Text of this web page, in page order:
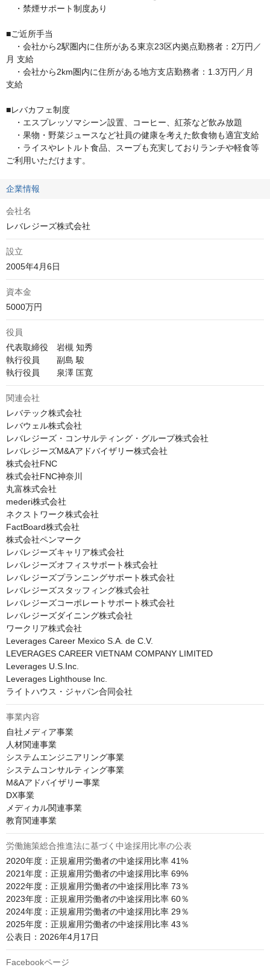
・禁煙サポート制度あり
■ご近所手当
・会社から2駅圏内に住所がある東京23区内拠点勤務者：2万円／
月 支給
・会社から2km圏内に住所がある地方支店勤務者：1.3万円／月
支給
■レバカフェ制度
・エスプレッソマシーン設置、コーヒー、紅茶など飲み放題
・果物・野菜ジュースなど社員の健康を考えた飲食物も適宜支給
・ライスやレトルト食品、スープも充実しておりランチや軽食等
ご利用いただけます。
企業情報
会社名
レバレジーズ株式会社
設立
2005年4月6日
資本金
5000万円
役員
代表取締役　岩槻 知秀
執行役員　　副島 駿
執行役員　　泉澤 匡寛
関連会社
レバテック株式会社
レバウェル株式会社
レバレジーズ・コンサルティング・グループ株式会社
レバレジーズM&Aアドバイザリー株式会社
株式会社FNC
株式会社FNC神奈川
丸富株式会社
mederi株式会社
ネクストワーク株式会社
FactBoard株式会社
株式会社ペンマーク
レバレジーズキャリア株式会社
レバレジーズオフィスサポート株式会社
レバレジーズプランニングサポート株式会社
レバレジーズスタッフィング株式会社
レバレジーズコーポレートサポート株式会社
レバレジーズダイニング株式会社
ワークリア株式会社
Leverages Career Mexico S.A. de C.V.
LEVERAGES CAREER VIETNAM COMPANY LIMITED
Leverages U.S.Inc.
Leverages Lighthouse Inc.
ライトハウス・ジャパン合同会社
事業内容
自社メディア事業
人材関連事業
システムエンジニアリング事業
システムコンサルティング事業
M&Aアドバイザリー事業
DX事業
メディカル関連事業
教育関連事業
労働施策総合推進法に基づく中途採用比率の公表
2020年度：正規雇用労働者の中途採用比率 41%
2021年度：正規雇用労働者の中途採用比率 69%
2022年度：正規雇用労働者の中途採用比率 73％
2023年度：正規雇用労働者の中途採用比率 60％
2024年度：正規雇用労働者の中途採用比率 29％
2025年度：正規雇用労働者の中途採用比率 43％
公表日：2026年4月17日
Facebookページ